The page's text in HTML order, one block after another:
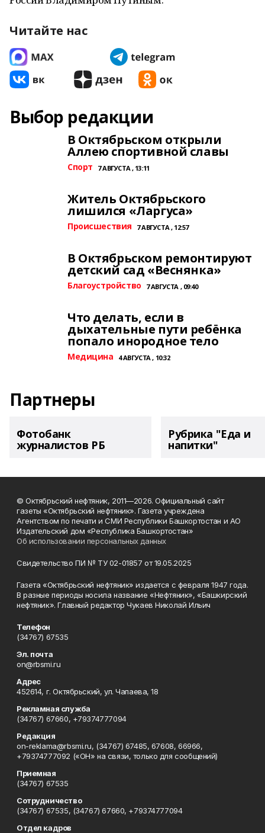
Читайте нас
Выбор редакции
В Октябрьском открыли
Аллею спортивной славы
Спорт 7 АВГУСТА , 13:11
Житель Октябрьского
лишился «Ларгуса»
Происшествия 7 АВГУСТА , 12:57
В Октябрьском ремонтируют
детский сад «Веснянка»
Благоустройство 7 АВГУСТА , 09:40
Что делать, если в
дыхательные пути ребёнка
попало инородное тело
Медицина 4 АВГУСТА , 10:32
Партнеры
Фотобанк
журналистов РБ
Рубрика "Еда и
напитки"
© Октябрьский нефтяник, 2011—2026. Официальный сайт
газеты «Октябрьский нефтяник». Газета учреждена
Агентством по печати и СМИ Республики Башкортостан и АО
Издательский дом «Республика Башкортостан»
Об использовании персональных данных
Свидетельство ПИ № ТУ 02-01857 от 19.05.2025
Газета «Октябрьский нефтяник» издается с февраля 1947 года.
В разные периоды носила название «Нефтяник», «Башкирский
нефтяник». Главный редактор Чукаев Николай Ильич
Телефон
(34767) 67535
Эл. почта
on@rbsmi.ru
Адрес
452614, г. Октябрьский, ул. Чапаева, 18
Рекламная служба
(34767) 67660, +79374777094
Редакция
on-reklama@rbsmi.ru, (34767) 67485, 67608, 66966,
+79374777092 («ОН» на связи, только для сообщений)
Приемная
(34767) 67535
Сотрудничество
(34767) 67535, (34767) 67660, +79374777094
Отдел кадров